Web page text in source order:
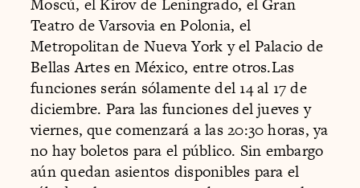
Moscú, el Kirov de Leningrado, el Gran
Teatro de Varsovia en Polonia, el
Metropolitan de Nueva York y el Palacio de
Bellas Artes en México, entre otros.Las
funciones serán sólamente del 14 al 17 de
diciembre. Para las funciones del jueves y
viernes, que comenzará a las 20:30 horas, ya
no hay boletos para el público. Sin embargo
aún quedan asientos disponibles para el